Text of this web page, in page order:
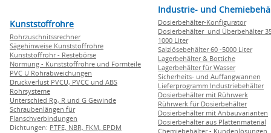
Kunststoffrohre
Rohrzuschnitssrechner
Sägehinweise Kunststoffrohre
Kunststoffrohr - Restebörse
Normung - Kunststoffrohre und Formteile
PVC U Rohrabweichungen
Druckverlust PVCU, PVCC und ABS
Rohrsysteme
Unterschied Rp, R und G Gewinde
Schraubenlängen für
Flanschverbindungen
Dichtungen: PTFE, NBR, FKM, EPDM
Industrie- und
Dosierbehälter-Konfigurator
Dosierbehälter und Überbehälter
1000 Liter
Salzlösebehälter 60 -5000 Liter
Lagerbehälter & Bottiche
Lagerbehälter für Wasser
Sicherheits- und Auffangwannen
Lieferprogramm Industriebehälter
Dosierbehälter mit Rührwerk
Rührwerk für Dosierbehälter
Dosierbehälter mit Anbauvarianten
Dosierbehälter aus Plattenmaterial
Chemiebehälter - Kundenlösungen